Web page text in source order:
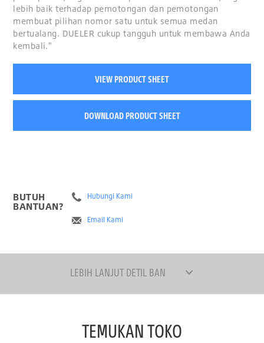
lebih baik terhadap pemotongan dan pemotongan
membuat pilihan nomor satu untuk semua medan
bertualang. DUELER cukup tangguh untuk membawa Anda
kembali."
VIEW PRODUCT SHEET
DOWNLOAD PRODUCT SHEET
BUTUH
BANTUAN?
Hubungi Kami
Email Kami
LEBIH LANJUT DETIL BAN
TEMUKAN TOKO